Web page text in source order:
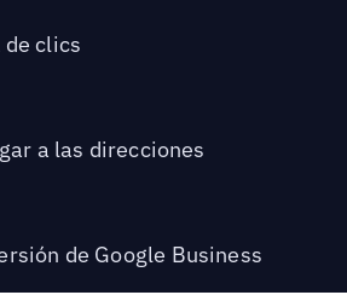
clics
a las direcciones
de Google Business